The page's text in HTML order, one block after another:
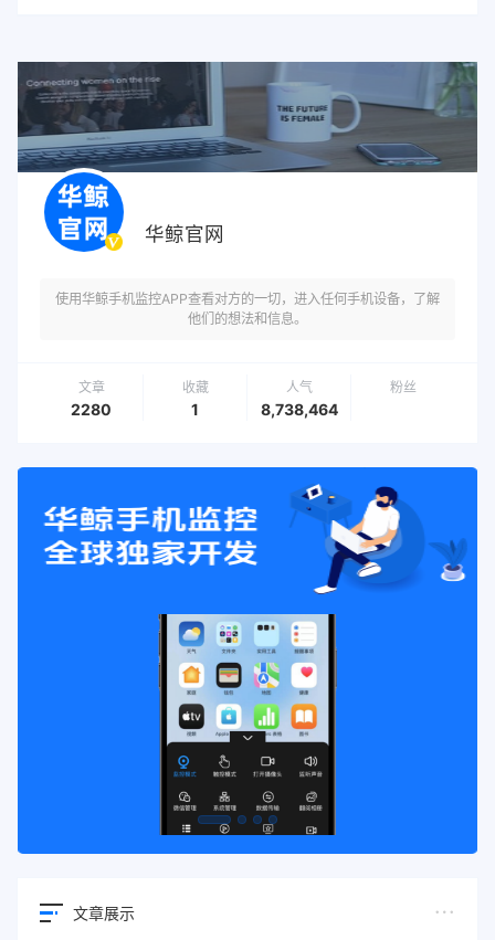
华鲸官网
使用华鲸手机监控APP查看对方的一切，进入任何手机设备，了解
他们的想法和信息。
文章
2280
收藏
1
人气
8,738,464
粉丝
文章展示